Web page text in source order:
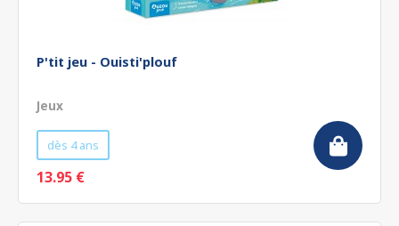
P'tit jeu - Ouisti'plouf
Jeux
dès 4 ans
13.95 €